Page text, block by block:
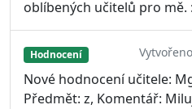
oblíbených učitelů pro mě.
Hodnocení
Nové hodnocení učitele:
Předmět: z, Komentář: